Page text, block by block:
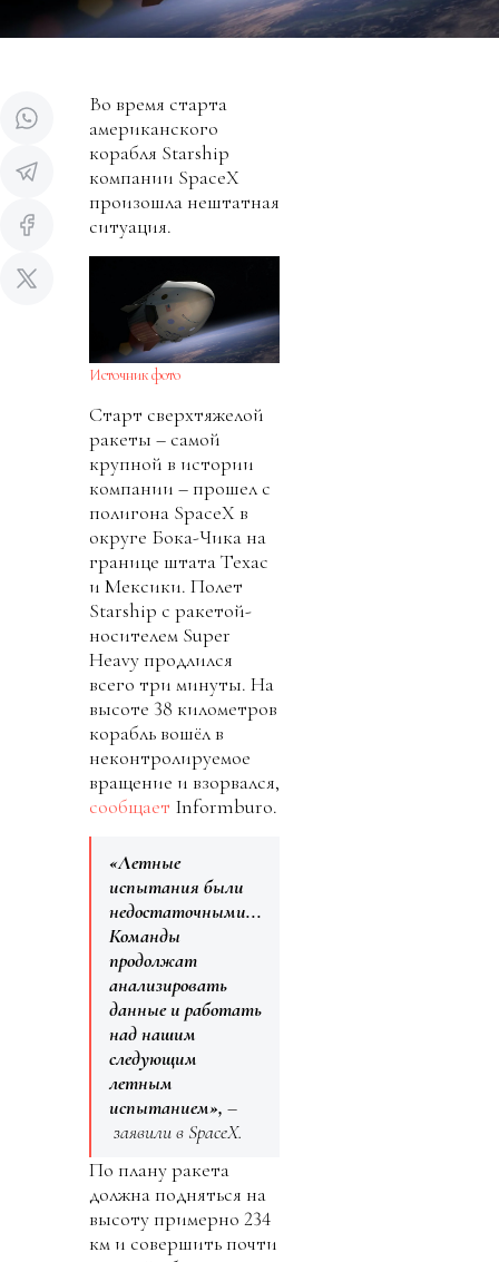
Во время старта
американского
корабля Starship
компании SpaceX
произошла нештатная
ситуация.
Источник фото
Старт сверхтяжелой
ракеты – самой
крупной в истории
компании – прошел с
полигона SpaceX в
округе Бока-Чика на
границе штата Техас
и Мексики. Полет
Starship с ракетой-
носителем Super
Heavy продлился
всего три минуты. На
высоте 38 километров
корабль вошёл в
неконтролируемое
вращение и взорвался,
сообщает Informburo.
«Летные
испытания были
недостаточными...
Команды
продолжат
анализировать
данные и работать
над нашим
следующим
летным
испытанием», –
заявили в SpaceX.
По плану ракета
должна подняться на
высоту примерно 234
км и совершить почти